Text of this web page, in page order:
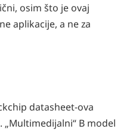
osim što je ovaj
aplikacije, a ne za
datasheet-ova
B model